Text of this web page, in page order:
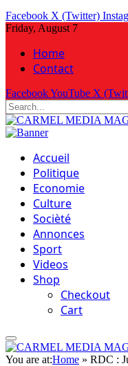
Facebook X (Twitter)
Friday, August 7
Home
Contact
FacebookYouTube X
Accueil
Politique
Economie
Culture
Socièté
Annonces
Sport
Videos
Shop
Checkout
Cart
You are at:Home » RDC :